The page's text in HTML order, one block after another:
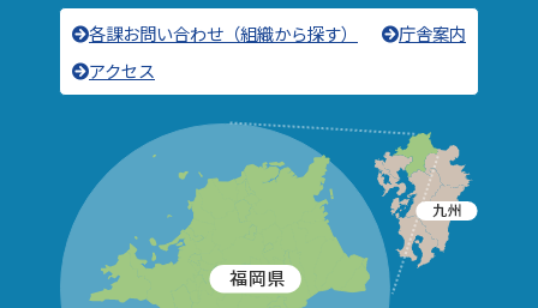
各課お問い合わせ（組織から探す）
庁舎案内
アクセス